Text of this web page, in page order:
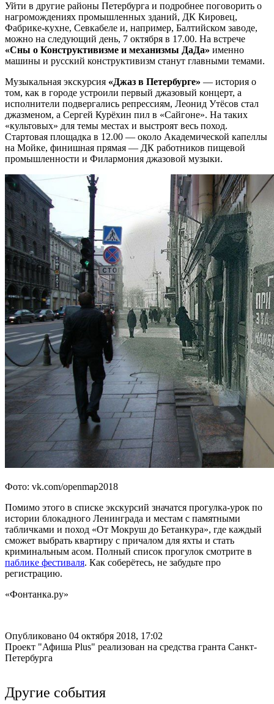
Уйти в другие районы Петербурга и подробнее поговорить о
нагромождениях промышленных зданий, ДК Кировец,
Фабрике-кухне, Севкабеле и, например, Балтийском заводе,
можно на следующий день, 7 октября в 17.00. На встрече
«Сны о Конструктивизме и механизмы ДаДа» именно
машины и русский конструктивизм станут главными темами.
Музыкальная экскурсия «Джаз в Петербурге» — история о
том, как в городе устроили первый джазовый концерт, а
исполнители подвергались репрессиям, Леонид Утёсов стал
джазменом, а Сергей Курёхин пил в «Сайгоне». На таких
«культовых» для темы местах и выстроят весь поход.
Стартовая площадка в 12.00 — около Академической капеллы
на Мойке, финишная прямая — ДК работников пищевой
промышленности и Филармония джазовой музыки.
Фото: vk.com/openmap2018
Помимо этого в списке экскурсий значатся прогулка-урок по
истории блокадного Ленинграда и местам с памятными
табличками и поход «От Мокруш до Бетанкура», где каждый
сможет выбрать квартиру с причалом для яхты и стать
криминальным асом. Полный список прогулок смотрите в
паблике фестиваля. Как соберётесь, не забудьте про
регистрацию.
«Фонтанка.ру»
Опубликовано 04 октября 2018, 17:02
Проект "Афиша Plus" реализован на средства гранта Санкт-
Петербурга
Другие события